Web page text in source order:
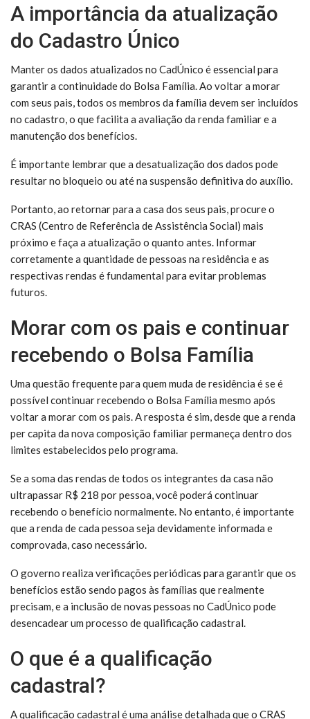
A importância da atualização
do Cadastro Único
Manter os dados atualizados no CadÚnico é essencial para
garantir a continuidade do Bolsa Família. Ao voltar a morar
com seus pais, todos os membros da família devem ser incluídos
no cadastro, o que facilita a avaliação da renda familiar e a
manutenção dos benefícios.
É importante lembrar que a desatualização dos dados pode
resultar no bloqueio ou até na suspensão definitiva do auxílio.
Portanto, ao retornar para a casa dos seus pais, procure o
CRAS (Centro de Referência de Assistência Social) mais
próximo e faça a atualização o quanto antes. Informar
corretamente a quantidade de pessoas na residência e as
respectivas rendas é fundamental para evitar problemas
futuros.
Morar com os pais e continuar
recebendo o Bolsa Família
Uma questão frequente para quem muda de residência é se é
possível continuar recebendo o Bolsa Família mesmo após
voltar a morar com os pais. A resposta é sim, desde que a renda
per capita da nova composição familiar permaneça dentro dos
limites estabelecidos pelo programa.
Se a soma das rendas de todos os integrantes da casa não
ultrapassar R$ 218 por pessoa, você poderá continuar
recebendo o benefício normalmente. No entanto, é importante
que a renda de cada pessoa seja devidamente informada e
comprovada, caso necessário.
O governo realiza verificações periódicas para garantir que os
benefícios estão sendo pagos às famílias que realmente
precisam, e a inclusão de novas pessoas no CadÚnico pode
desencadear um processo de qualificação cadastral.
O que é a qualificação
cadastral?
A qualificação cadastral é uma análise detalhada que o CRAS